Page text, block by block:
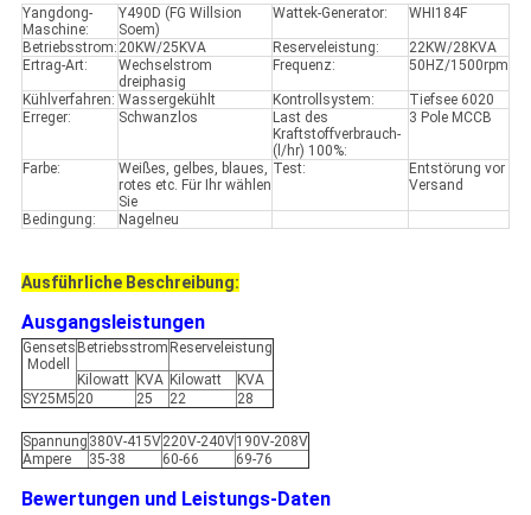
Yangdong-
Maschine:
Y490D (FG Willsion
Soem)
Wattek-Generator: WHI184F
Betriebsstrom: 20KW/25KVA Reserveleistung:
22KW/28KVA
Ertrag-Art:
Wechselstrom
dreiphasig
Frequenz: 50HZ/1500rpm
Kühlverfahren: Wassergekühlt Kontrollsystem:
Tiefsee 6020
Erreger:
Schwanzlos
Last des
Kraftstoffverbrauch-
(l/hr) 100%:
3 Pole MCCB
Farbe:
Weißes, gelbes, blaues,
rotes etc. Für Ihr wählen
Sie
Test:
Entstörung vor
Versand
Bedingung: Nagelneu
Ausführliche Beschreibung:
Ausgangsleistungen
Gensets
Modell
Betriebsstrom Reserveleistung
Kilowatt KVA Kilowatt
KVA
SY25M5 20 25 22 28
Spannung 380V-415V220V-240V190V-208V
Ampere
35-38 60-66 69-76
Bewertungen und Leistungs-Daten